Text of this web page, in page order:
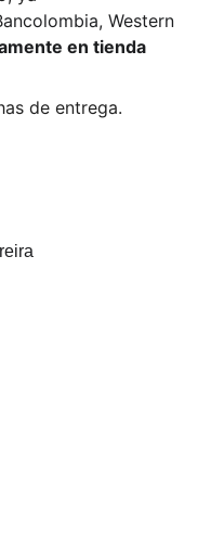
Western
en tienda
de entrega.